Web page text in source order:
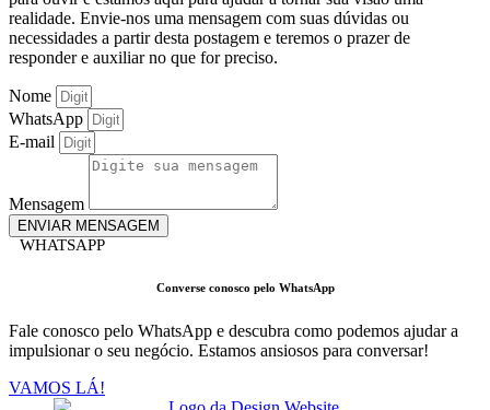
realidade. Envie-nos uma mensagem com suas dúvidas ou
necessidades a partir desta postagem e teremos o prazer de
responder e auxiliar no que for preciso.
Nome
WhatsApp
E-mail
Mensagem
ENVIAR MENSAGEM
WHATSAPP
Converse conosco pelo WhatsApp
Fale conosco pelo WhatsApp e descubra como podemos ajudar a
impulsionar o seu negócio. Estamos ansiosos para conversar!
VAMOS LÁ!